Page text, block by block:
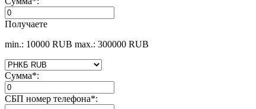
Получаете
min.: 10000 RUB max.: 300000 RUB
Сумма*:
СБП номер телефона*: